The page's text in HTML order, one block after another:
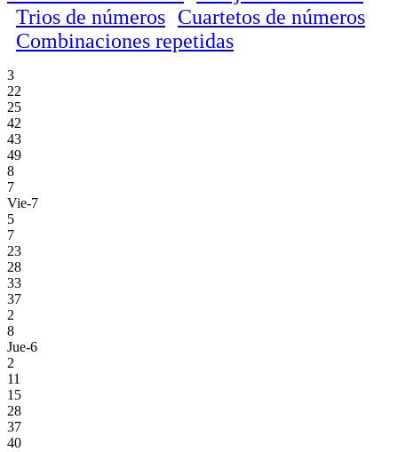
Trios de números Cuartetos de números
Combinaciones repetidas
3
22
25
42
43
49
8
7
Vie-7
5
7
23
28
33
37
2
8
Jue-6
2
11
15
28
37
40